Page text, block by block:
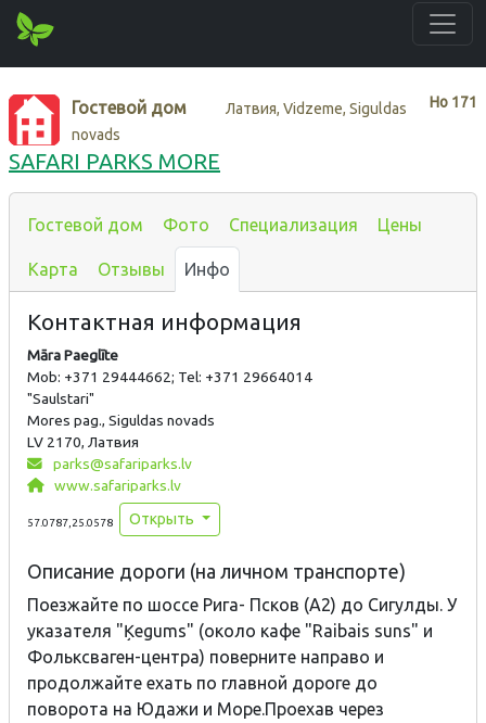
Нo 171
Гостевой дом
Латвия, Vidzeme, Siguldas
novads
SAFARI PARKS MORE
Гостевой дом Фото Специализация Цены
Карта Отзывы Инфо
Контактная информация
Māra Paeglīte
Mob: +371 29444662; Tel: +371 29664014
"Saulstari"
Mores pag., Siguldas novads
LV 2170, Латвия
parks@safariparks.lv
www.safariparks.lv
57.0787,25.0578 Открыть
Описание дороги (на личном транспорте)
Поезжайте по шоссе Рига- Псков (A2) до Сигулды. У
указателя "Ķegums" (около кафе "Raibais suns" и
Фольксваген-центра) поверните направо и
продолжайте ехать по главной дороге до
поворота на Юдажи и Море.Проехав через